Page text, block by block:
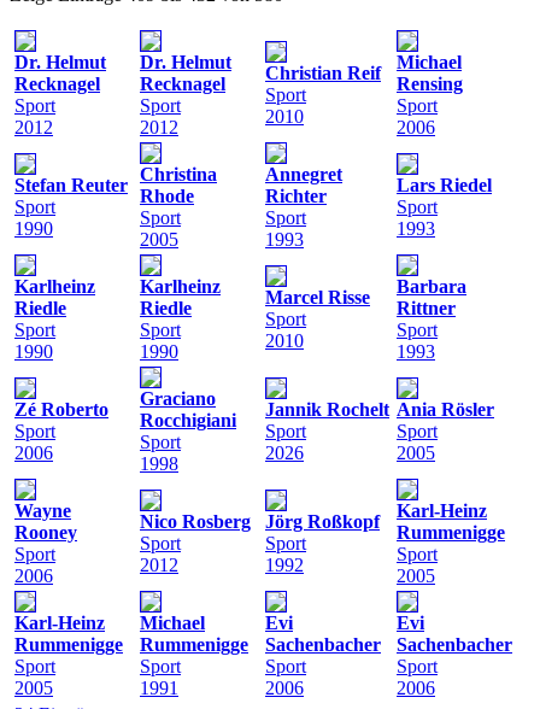
Dr. Helmut
Recknagel
Sport
2012
Dr. Helmut
Recknagel
Sport
2012
Christian Reif
Sport
2010
Michael
Rensing
Sport
2006
Stefan Reuter
Sport
1990
Christina
Rhode
Sport
2005
Annegret
Richter
Sport
1993
Lars Riedel
Sport
1993
Karlheinz
Riedle
Sport
1990
Karlheinz
Riedle
Sport
1990
Marcel Risse
Sport
2010
Barbara
Rittner
Sport
1993
Zé Roberto
Sport
2006
Graciano
Rocchigiani
Sport
1998
Jannik Rochelt
Sport
2026
Ania Rösler
Sport
2005
Wayne
Rooney
Sport
2006
Nico Rosberg
Sport
2012
Jörg Roßkopf
Sport
1992
Karl-Heinz
Rummenigge
Sport
2005
Karl-Heinz
Rummenigge
Sport
2005
Michael
Rummenigge
Sport
1991
Evi
Sachenbacher
Sport
2006
Evi
Sachenbacher
Sport
2006